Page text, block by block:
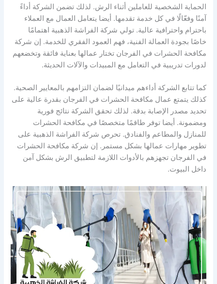
الحماية الشخصية للعاملين أثناء الرش. لذلك تضمن الشركة أداءً
آمنًا وفعّالًا في كل خدمة تقدمها. أيضا يتعامل العمال مع العملاء
باحترام واحترافية عالية. تولي شركة الفراشة الذهبية اهتمامًا
خاصًا بجودة العمالة الفنية، فهم العمود الفقري للخدمة. إن شركة
مكافحة الحشرات في الفرجان تختار عمالها بعناية فائقة وتخضعهم
لدورات تدريبية في التعامل مع المبيدات والآلات الحديثة.
كما تتابع الشركة أداءهم ميدانيًا لضمان التزامهم بالمعايير الصحية.
كذلك يتمتع عمال مكافحة الحشرات في الفرجان بقدرة عالية على
تحديد مصدر الإصابة بدقة. لذلك تحقق الشركة نتائج فورية
ومضمونة. أيضا توفر طاقمًا متخصصًا في مكافحة الحشرات
للمنازل والمطاعم والفنادق. تحرص شركة الفراشة الذهبية على
تطوير مهارات عمالها بشكل مستمر. إن شركة مكافحة الحشرات
في الفرجان تجهزهم بالأدوات اللازمة لتطبيق الرش بشكل آمن
داخل البيوت.